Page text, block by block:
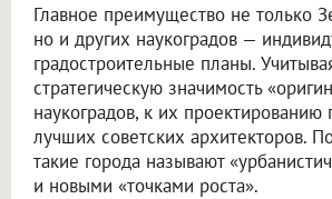
Главное преимущество не только
но и других наукоградов —
градостроительные планы.
стратегическую значимость
наукоградов, к их проектированию
лучших советских архитекторов.
такие города называют
и новыми «точками роста».